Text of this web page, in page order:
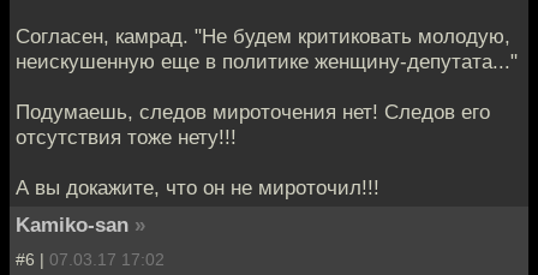
Согласен, камрад. "Не будем критиковать молодую,
неискушенную еще в политике женщину-депутата..."
Подумаешь, следов мироточения нет! Следов его
отсутствия тоже нету!!!
А вы докажите, что он не мироточил!!!
Kamiko-san »
#6 | 07.03.17 17:02